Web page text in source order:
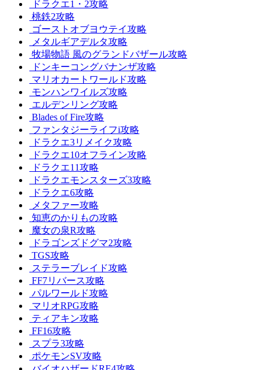
ドラクエ1・2攻略
桃鉄2攻略
ゴーストオブヨウテイ攻略
メタルギアデルタ攻略
牧場物語 風のグランドバザール攻略
ドンキーコングバナンザ攻略
マリオカートワールド攻略
モンハンワイルズ攻略
エルデンリング攻略
Blades of Fire攻略
ファンタジーライフi攻略
ドラクエ3リメイク攻略
ドラクエ10オフライン攻略
ドラクエ11攻略
ドラクエモンスターズ3攻略
ドラクエ6攻略
メタファー攻略
知恵のかりもの攻略
魔女の泉R攻略
ドラゴンズドグマ2攻略
TGS攻略
ステラーブレイド攻略
FF7リバース攻略
パルワールド攻略
マリオRPG攻略
ティアキン攻略
FF16攻略
スプラ3攻略
ポケモンSV攻略